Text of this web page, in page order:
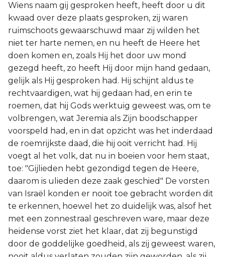
Wiens naam gij gesproken heeft, heeft door u dit
kwaad over deze plaats gesproken, zij waren
ruimschoots gewaarschuwd maar zij wilden het
niet ter harte nemen, en nu heeft de Heere het
doen komen en, zoals Hij het door uw mond
gezegd heeft, zo heeft Hij door mijn hand gedaan,
gelijk als Hij gesproken had. Hij schijnt aldus te
rechtvaardigen, wat hij gedaan had, en erin te
roemen, dat hij Gods werktuig geweest was, om te
volbrengen, wat Jeremia als Zijn boodschapper
voorspeld had, en in dat opzicht was het inderdaad
de roemrijkste daad, die hij ooit verricht had. Hij
voegt al het volk, dat nu in boeien voor hem staat,
toe: "Gijlieden hebt gezondigd tegen de Heere,
daarom is ulieden deze zaak geschied" De vorsten
van Israël konden er nooit toe gebracht worden dit
te erkennen, hoewel het zo duidelijk was, alsof het
met een zonnestraal geschreven ware, maar deze
heidense vorst ziet het klaar, dat zij begunstigd
door de goddelijke goedheid, als zij geweest waren,